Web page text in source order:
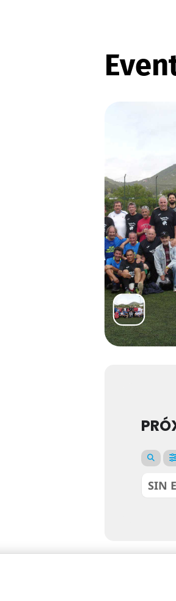
SIN